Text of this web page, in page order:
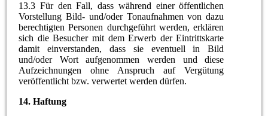
13.3 Für den Fall, dass während einer öffentlichen
Vorstellung Bild- und/oder Tonaufnahmen von dazu
berechtigten Personen durchgeführt werden, erklären
sich die Besucher mit dem Erwerb der Eintrittskarte
damit einverstanden, dass sie eventuell in Bild
und/oder Wort aufgenommen werden und diese
Aufzeichnungen ohne Anspruch auf Vergütung
veröffentlicht bzw. verwertet werden dürfen.
14.Haftung